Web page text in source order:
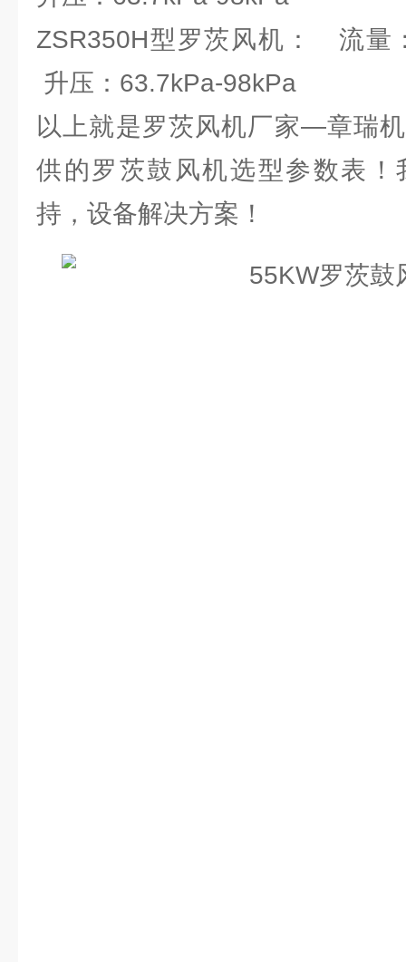
ZSR350H型罗茨风机： 流量
升压：63.7kPa-98kPa
以上就是罗茨风机厂家—章瑞
供的罗茨鼓风机选型参数表！
持，设备解决方案！